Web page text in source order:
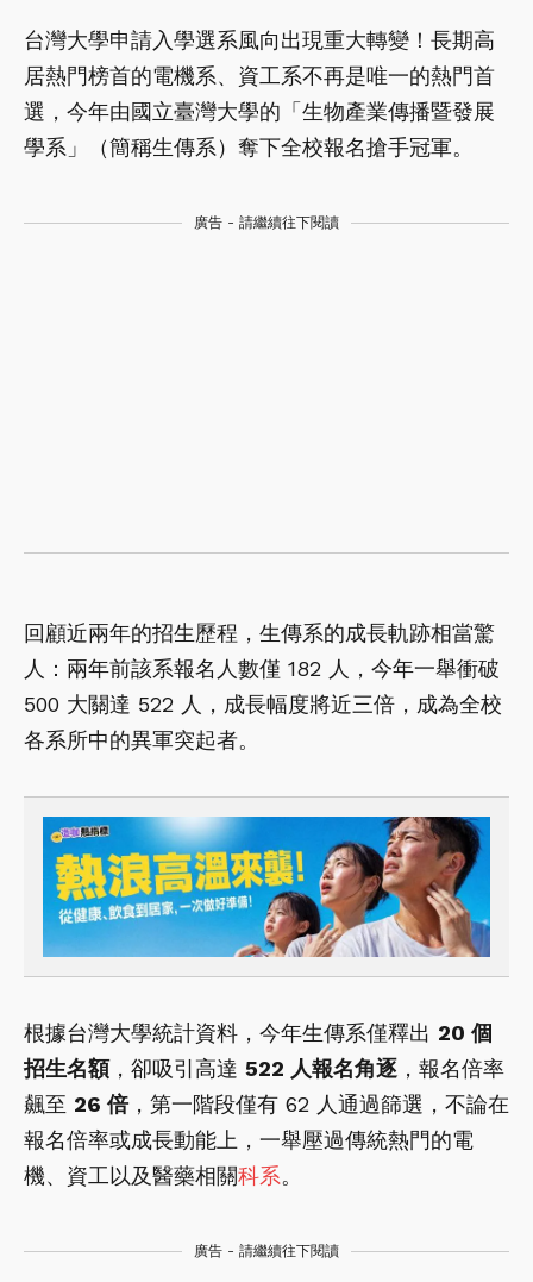
台灣大學申請入學選系風向出現重大轉變！長期高
居熱門榜首的電機系、資工系不再是唯一的熱門首
選，今年由國立臺灣大學的「生物產業傳播暨發展
學系」（簡稱生傳系）奪下全校報名搶手冠軍。
廣告 - 請繼續往下閱讀
回顧近兩年的招生歷程，生傳系的成長軌跡相當驚
人：兩年前該系報名人數僅 182 人，今年一舉衝破
500 大關達 522 人，成長幅度將近三倍，成為全校
各系所中的異軍突起者。
根據台灣大學統計資料，今年生傳系僅釋出 20 個
招生名額，卻吸引高達 522 人報名角逐 ，報名倍率
飆至 26 倍，第一階段僅有 62 人通過篩選，不論在
報名倍率或成長動能上，一舉壓過傳統熱門的電
機、資工以及醫藥相關科系。
廣告 - 請繼續往下閱讀